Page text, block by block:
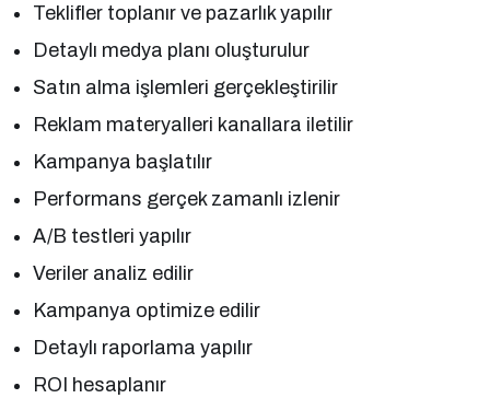
Teklifler toplanır ve pazarlık yapılır
Detaylı medya planı oluşturulur
Satın alma işlemleri gerçekleştirilir
Reklam materyalleri kanallara iletilir
Kampanya başlatılır
Performans gerçek zamanlı izlenir
A/B testleri yapılır
Veriler analiz edilir
Kampanya optimize edilir
Detaylı raporlama yapılır
ROI hesaplanır